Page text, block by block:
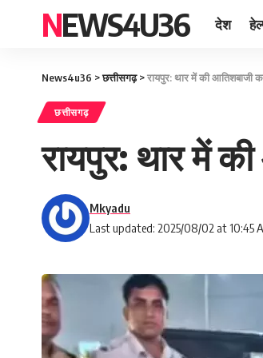
NEWS4U36 देश
News4u36 >छत्तीसगढ़>रायपुर: थार में की आतिशबाजी
छत्तीसगढ़
रायपुर: थार में
Last updated: 2025/08/02 at 10:45
Mkyadu